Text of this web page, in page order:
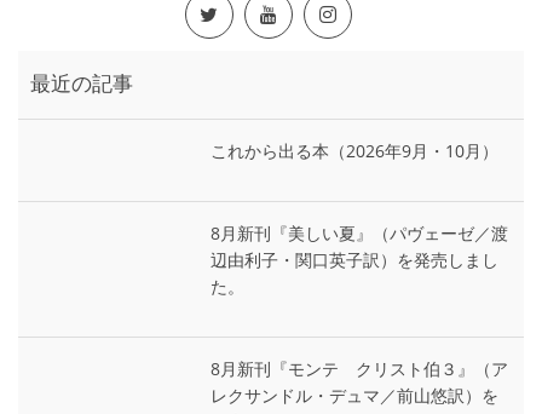
最近の記事
これから出る本（2026年9月・10月）
8月新刊『美しい夏』（パヴェーゼ／渡
辺由利子・関口英子訳）を発売しまし
た。
8月新刊『モンテ゠クリスト伯３』（ア
レクサンドル・デュマ／前山悠訳）を